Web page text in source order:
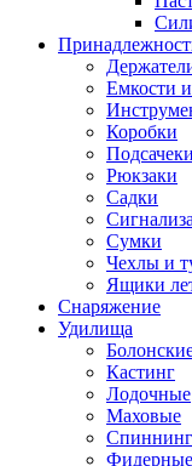
Емкости
Коробки
Подсачеки
Рюкзаки
Садки
Сумки
Чехлы и
Ящики
Снаряжение
Удилища
Кастинг
Лодочные
Маховые
Фидерные